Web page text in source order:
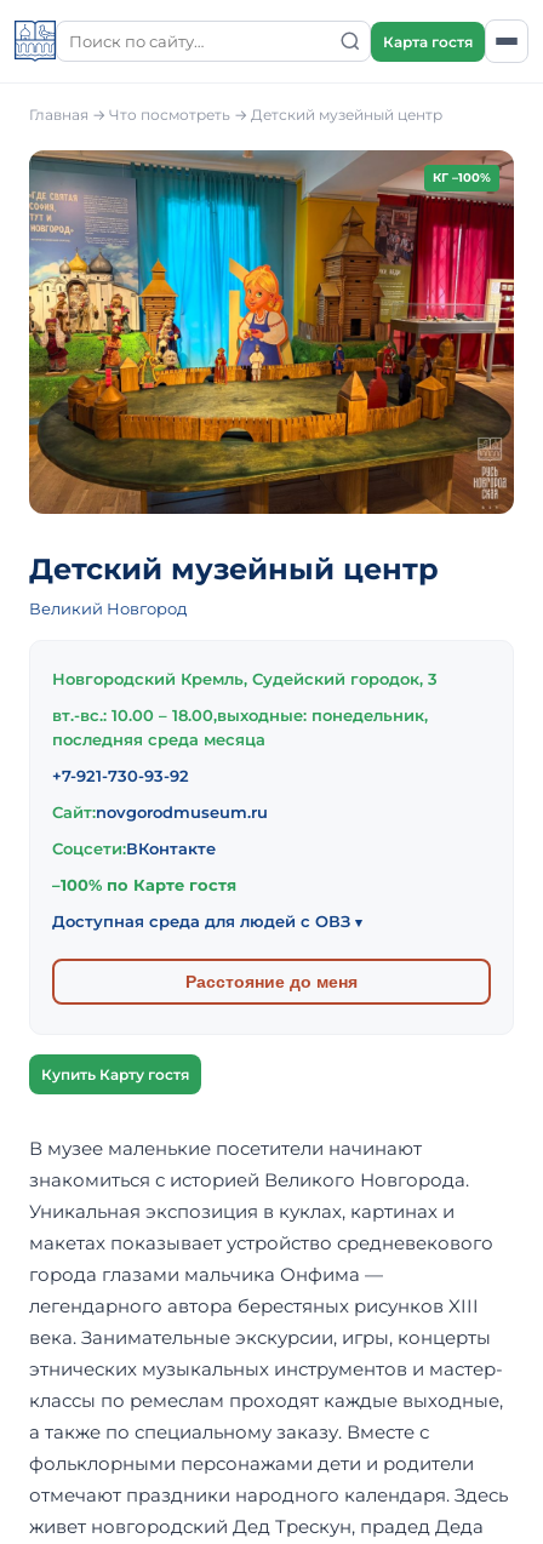
Карта гостя
Главная → Что посмотреть → Детский музейный центр
КГ –100%
Детский музейный центр
Великий Новгород
Новгородский Кремль, Судейский городок, 3
вт.-вс.: 10.00 – 18.00,выходные: понедельник,
последняя среда месяца
+7-921-730-93-92
Сайт:novgorodmuseum.ru
Соцсети:ВКонтакте
–100% по Карте гостя
Доступная среда для людей с ОВЗ ▾
Расстояние до меня
Купить Карту гостя
В музее маленькие посетители начинают
знакомиться с историей Великого Новгорода.
Уникальная экспозиция в куклах, картинах и
макетах показывает устройство средневекового
города глазами мальчика Онфима —
легендарного автора берестяных рисунков XIII
века. Занимательные экскурсии, игры, концерты
этнических музыкальных инструментов и мастер-
классы по ремеслам проходят каждые выходные,
а также по специальному заказу. Вместе с
фольклорными персонажами дети и родители
отмечают праздники народного календаря. Здесь
живет новгородский Дед Трескун, прадед Деда